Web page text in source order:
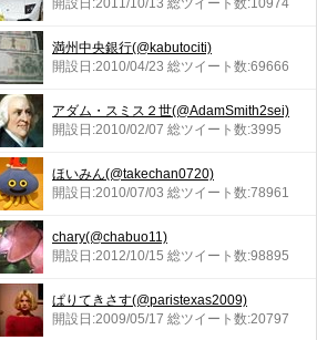
開設日:2011/10/13 総ツイート数:10974
満州中央銀行(@kabutociti)
開設日:2010/04/23 総ツイート数:69666
アダム・スミス２世(@AdamSmith2sei)
開設日:2010/02/07 総ツイート数:3995
ほいみん(@takechan0720)
開設日:2010/07/03 総ツイート数:78961
chary(@chabuo11)
開設日:2012/10/15 総ツイート数:98895
ぱりてきさす(@paristexas2009)
開設日:2009/05/17 総ツイート数:20797